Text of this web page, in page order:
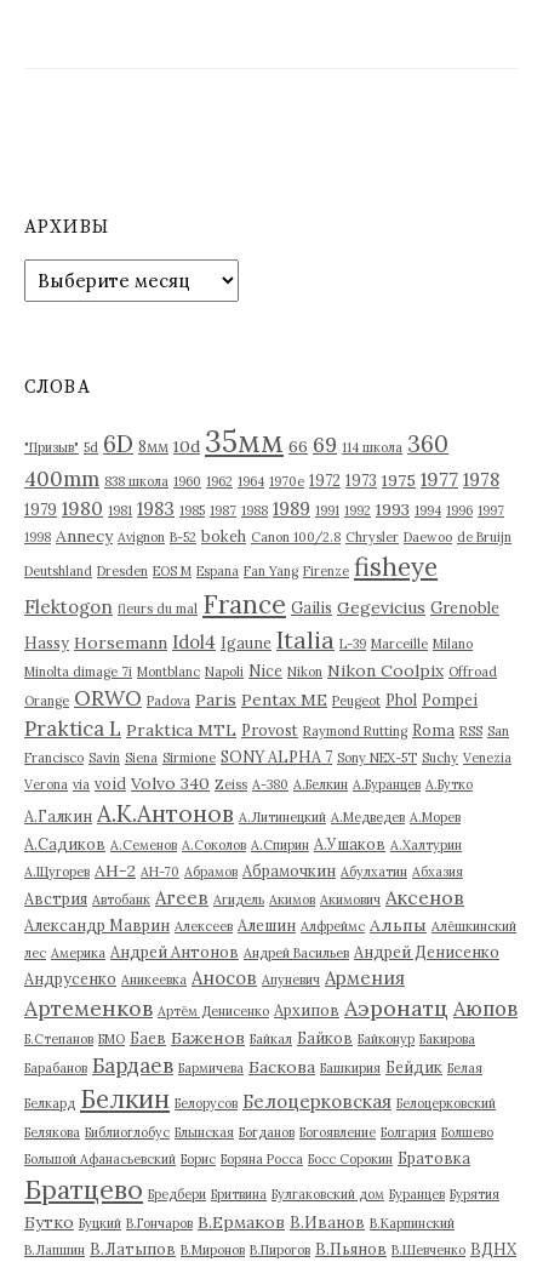
АРХИВЫ
р
в
СЛОВА
"Призыв" 5d 6D 8мм 10d 35мм 66 69 114 школа 360
400mm 838 школа 1960 1962 1964 1970е 1972 1973 1975 1977 1978
1979 1980 1981 1983 1985 1987 1988 1989 1991 1992 1993 1994 1996 1997
1998 Annecy Avignon B-52 bokeh Canon 100/2.8 Chrysler Daewoo de Bruijn
Deutshland Dresden EOS M Espana Fan Yang Firenze fisheye
Flektogon fleurs du mal France Gailis Gegevicius Grenoble
Hassy Horsemann Idol4 Igaune Italia L-39 Marceille Milano
Minolta dimage 7i Montblanc Napoli Nice Nikon Nikon Coolpix Offroad
Orange ORWO Padova Paris Pentax ME Peugeot Phol Pompei
Praktica L Praktica MTL Provost Raymond Rutting Roma RSS San
Francisco Savin Siena Sirmione SONY ALPHA 7 Sony NEX-5T Suchy Venezia
Verona via void Volvo 340 Zeiss А-380 А.Белкин А.Буранцев А.Бутко
А.Галкин А.К.Антонов А.Литинецкий А.Медведев А.Морев
А.Садиков А.Семенов А.Соколов А.Спирин А.Ушаков А.Халтурин
А.Щугорев АН-2 АН-70 Абрамов Абрамочкин Абулхатин Абхазия
Австрия Автобанк Агеев Агидель Акимов Акимович Аксенов
Александр Маврин Алексеев Алешин Алфреймс Альпы Алёшкинский
лес Америка Андрей Антонов Андрей Васильев Андрей Денисенко
Андрусенко Аникеевка Аносов Апуневич Армения
Артеменков Артём Денисенко Архипов Аэронатц Аюпов
Б.Степанов БМО Баев Баженов Байкал Байков Байконур Бакирова
Барабанов Бардаев Бармичева Баскова Башкирия Бейдик Белая
Белкард Белкин Белорусов Белоцерковская Белоцерковский
Белякова Библиоглобус Блынская Богданов Богоявление Болгария Болшево
Большой Афанасьевский Борис Боряна Росса Босс Сорокин Братовка
Братцево Бредбери Бритвина Булгаковский дом Буранцев Бурятия
Бутко Буцкий В.Гончаров В.Ермаков В.Иванов В.Карпинский
В.Лапшин В.Латыпов В.Миронов В.Пирогов В.Пьянов В.Шевченко ВДНХ